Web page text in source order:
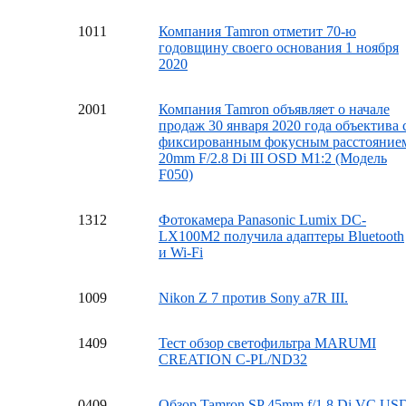
1011
Компания Tamron отметит 70-ю
годовщину своего основания 1 ноября
2020
2001
Компания Tamron объявляет о начале
продаж 30 января 2020 года объектива
фиксированным фокусным
20mm F/2.8 Di III OSD M1:2 (Модель
F050)
1312
Фотокамера Panasonic Lumix DC-
LX100M2 получила адаптеры Bluetooth
и Wi-Fi
1009 Nikon Z 7 против Sony a7R III.
1409
Тест обзор светофильтра MARUMI
CREATION C-PL/ND32